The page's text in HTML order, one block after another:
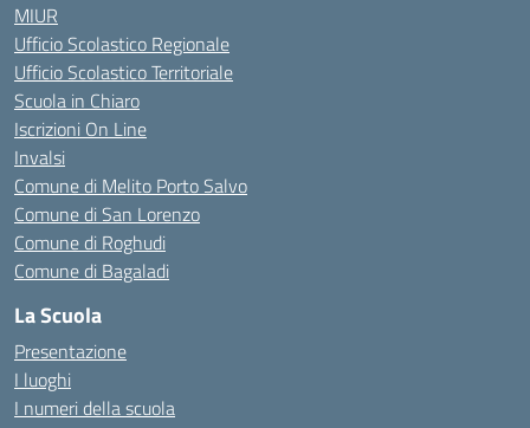
MIUR
Ufficio Scolastico Regionale
Ufficio Scolastico Territoriale
Scuola in Chiaro
Iscrizioni On Line
Invalsi
Comune di Melito Porto Salvo
Comune di San Lorenzo
Comune di Roghudi
Comune di Bagaladi
La Scuola
Presentazione
I luoghi
I numeri della scuola